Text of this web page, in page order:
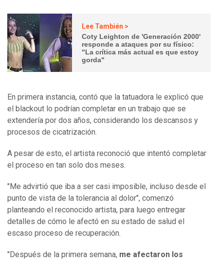
Lee También >
Coty Leighton de 'Generación 2000'
responde a ataques por su físico:
"La crítica más actual es que estoy
gorda"
En primera instancia, contó que la tatuadora le explicó que
el blackout lo podrían completar en un trabajo que se
extendería por dos años, considerando los descansos y
procesos de cicatrización.
A pesar de esto, el artista reconoció que intentó completar
el proceso en tan solo dos meses.
"Me advirtió que iba a ser casi imposible, incluso desde el
punto de vista de la tolerancia al dolor", comenzó
planteando el reconocido artista, para luego entregar
detalles de cómo le afectó en su estado de salud el
escaso proceso de recuperación.
"Después de la primera semana, me afectaron los